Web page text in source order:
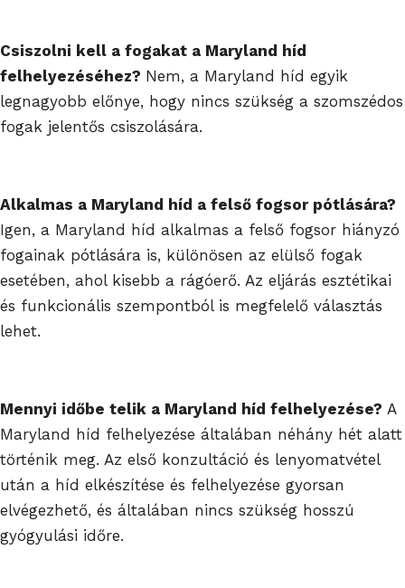
Csiszolni kell a fogakat a Maryland híd
felhelyezéséhez? Nem, a Maryland híd egyik
legnagyobb előnye, hogy nincs szükség a szomszédos
fogak jelentős csiszolására.
Alkalmas a Maryland híd a felső fogsor pótlására?
Igen, a Maryland híd alkalmas a felső fogsor hiányzó
fogainak pótlására is, különösen az elülső fogak
esetében, ahol kisebb a rágóerő. Az eljárás esztétikai
és funkcionális szempontból is megfelelő választás
lehet.
Mennyi időbe telik a Maryland híd felhelyezése? A
Maryland híd felhelyezése általában néhány hét alatt
történik meg. Az első konzultáció és lenyomatvétel
után a híd elkészítése és felhelyezése gyorsan
elvégezhető, és általában nincs szükség hosszú
gyógyulási időre.